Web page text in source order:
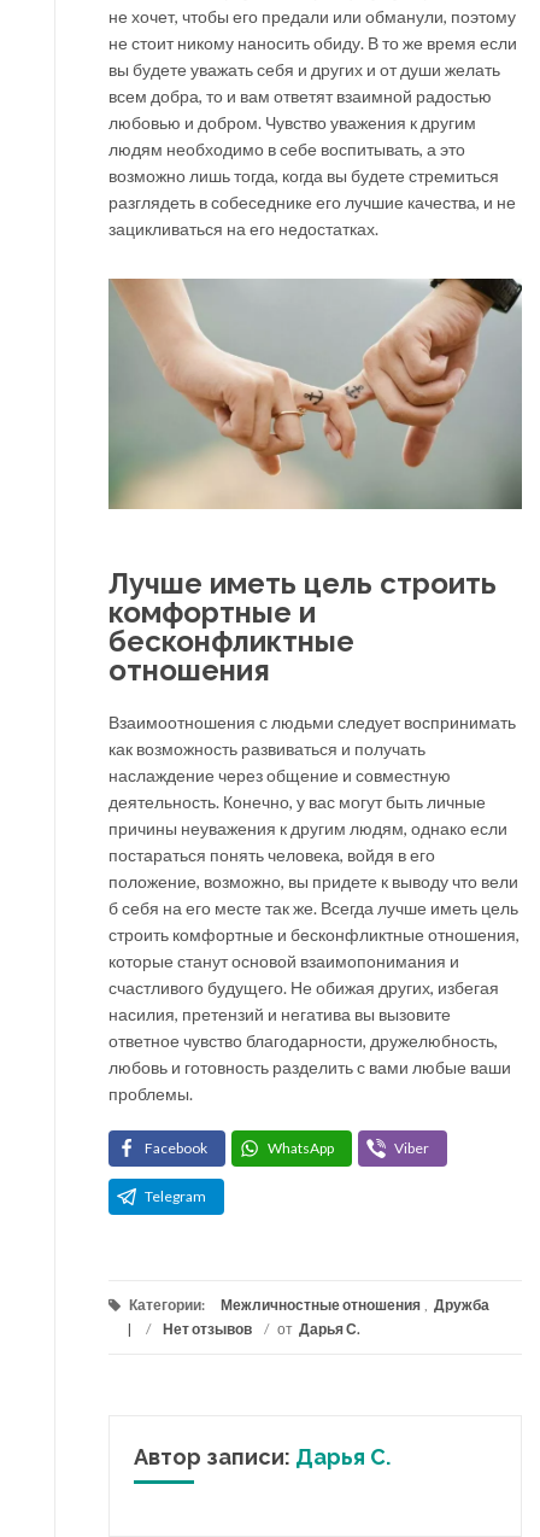
не хочет, чтобы его предали или обманули, поэтому
не стоит никому наносить обиду. В то же время если
вы будете уважать себя и других и от души желать
всем добра, то и вам ответят взаимной радостью
любовью и добром. Чувство уважения к другим
людям необходимо в себе воспитывать, а это
возможно лишь тогда, когда вы будете стремиться
разглядеть в собеседнике его лучшие качества, и не
зацикливаться на его недостатках.
Лучше иметь цель строить
комфортные и
бесконфликтные
отношения
Взаимоотношения с людьми следует воспринимать
как возможность развиваться и получать
наслаждение через общение и совместную
деятельность. Конечно, у вас могут быть личные
причины неуважения к другим людям, однако если
постараться понять человека, войдя в его
положение, возможно, вы придете к выводу что вели
б себя на его месте так же. Всегда лучше иметь цель
строить комфортные и бесконфликтные отношения,
которые станут основой взаимопонимания и
счастливого будущего. Не обижая других, избегая
насилия, претензий и негатива вы вызовите
ответное чувство благодарности, дружелюбность,
любовь и готовность разделить с вами любые ваши
проблемы.
Facebook WhatsApp Viber
Telegram
Категории: Межличностные отношения , Дружба
/
Нет отзывов / от Дарья С.
Автор записи: Дарья С.